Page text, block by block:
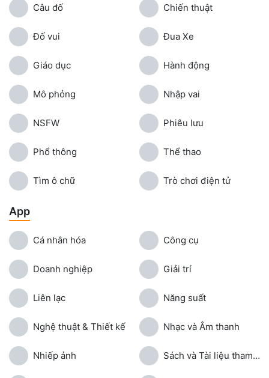
Câu đố Chiến thuật
Đố vui Đua Xe
Giáo dục Hành động
Mô phỏng Nhập vai
NSFW Phiêu lưu
Phổ thông Thể thao
Tìm ô chữ Trò chơi điện tử
App
Cá nhân hóa Công cụ
Doanh nghiệp Giải trí
Liên lạc Năng suất
Nghệ thuật & Thiết kế Nhạc và Âm thanh
Nhiếp ảnh Sách và Tài liệu tham khảo